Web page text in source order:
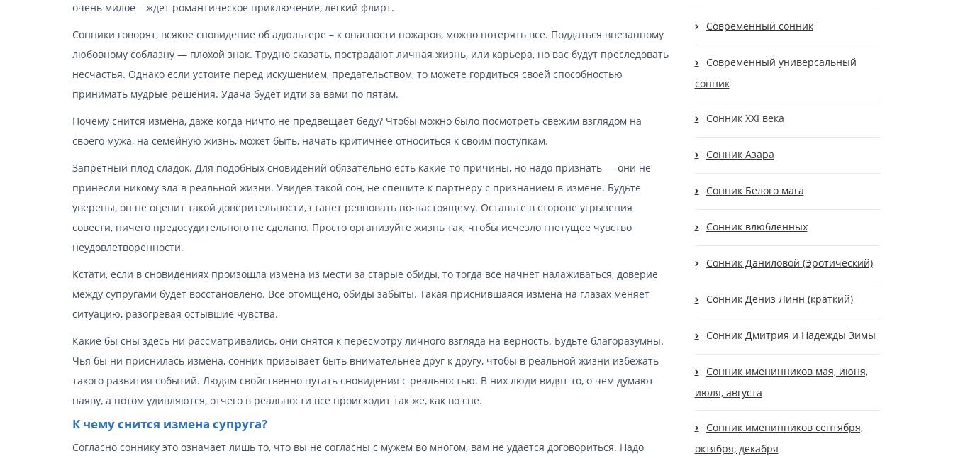
очень милое – ждет романтическое приключение, легкий флирт.
Сонники говорят, всякое сновидение об адюльтере – к опасности пожаров, можно потерять все. Поддаться внезапному
любовному соблазну — плохой знак. Трудно сказать, пострадают личная жизнь, или карьера, но вас будут преследовать
несчастья. Однако если устоите перед искушением, предательством, то можете гордиться своей способностью
принимать мудрые решения. Удача будет идти за вами по пятам.
Почему снится измена, даже когда ничто не предвещает беду? Чтобы можно было посмотреть свежим взглядом на
своего мужа, на семейную жизнь, может быть, начать критичнее относиться к своим поступкам.
Запретный плод сладок. Для подобных сновидений обязательно есть какие-то причины, но надо признать — они не
принесли никому зла в реальной жизни. Увидев такой сон, не спешите к партнеру с признанием в измене. Будьте
уверены, он не оценит такой доверительности, станет ревновать по-настоящему. Оставьте в стороне угрызения
совести, ничего предосудительного не сделано. Просто организуйте жизнь так, чтобы исчезло гнетущее чувство
неудовлетворенности.
Кстати, если в сновидениях произошла измена из мести за старые обиды, то тогда все начнет налаживаться, доверие
между супругами будет восстановлено. Все отомщено, обиды забыты. Такая приснившаяся измена на глазах меняет
ситуацию, разогревая остывшие чувства.
Какие бы сны здесь ни рассматривались, они снятся к пересмотру личного взгляда на верность. Будьте благоразумны.
Чья бы ни приснилась измена, сонник призывает быть внимательнее друг к другу, чтобы в реальной жизни избежать
такого развития событий. Людям свойственно путать сновидения с реальностью. В них люди видят то, о чем думают
наяву, а потом удивляются, отчего в реальности все происходит так же, как во сне.
К чему снится измена супруга?
Согласно соннику это означает лишь то, что вы не согласны с мужем во многом, вам не удается договориться. Надо
Современный сонник
Современный универсальный
сонник
Сонник XXI века
Сонник Азара
Сонник Белого мага
Сонник влюбленных
Сонник Даниловой (Эротический)
Сонник Дениз Линн (краткий)
Сонник Дмитрия и Надежды Зимы
Сонник именинников мая, июня,
июля, августа
Сонник именинников сентября,
октября, декабря